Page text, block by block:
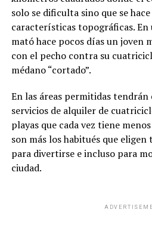
solo se dificulta sino que se
características topográficas. En
mató hace pocos días un joven
con el pecho contra su
médano “cortado”.
En las áreas permitidas
servicios de alquiler de
playas que cada vez tiene
son más los habitués que
para divertirse e incluso para
ciudad.